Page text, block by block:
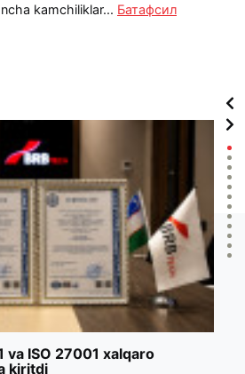
kamchiliklar... Батафсил
va ISO 27001 xalqaro
kiritdi